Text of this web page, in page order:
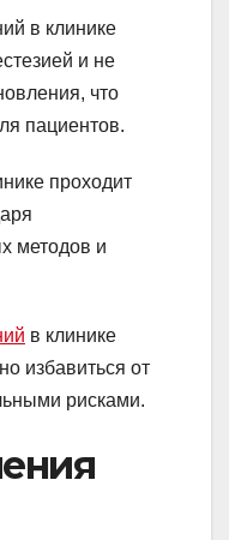
в клинике
и не
что
пациентов.
проходит
методов и
в клинике
избавиться от
рисками.